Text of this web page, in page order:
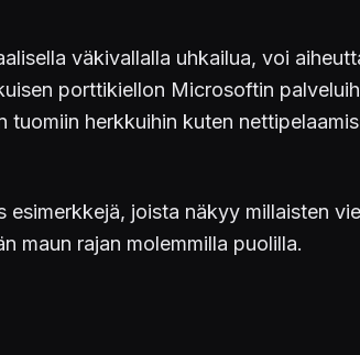
väkivallalla uhkailua, voi
porttikiellon Microsoftin
herkkuihin kuten
joista näkyy millaisten
maun rajan molemmilla puolilla.